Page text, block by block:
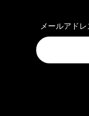
メールアドレ